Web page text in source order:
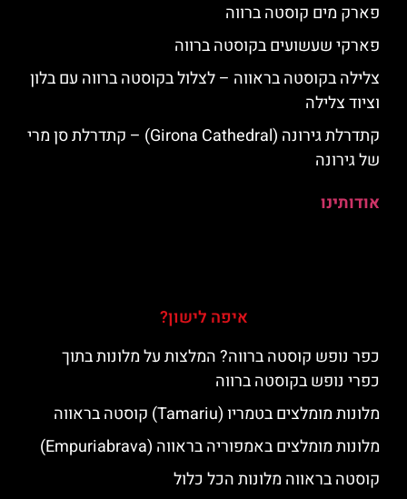
פארק מים קוסטה ברווה
פארקי שעשועים בקוסטה ברווה
צלילה בקוסטה בראווה – לצלול בקוסטה ברווה עם בלון
וציוד צלילה
קתדרלת גירונה (Girona Cathedral) – קתדרלת סן מרי
של גירונה
אודותינו
איפה לישון?
כפר נופש קוסטה ברווה? המלצות על מלונות בתוך
כפרי נופש בקוסטה ברווה
מלונות מומלצים בטמריו (Tamariu) קוסטה בראווה
מלונות מומלצים באמפוריה בראווה (Empuriabrava)
קוסטה בראווה מלונות הכל כלול